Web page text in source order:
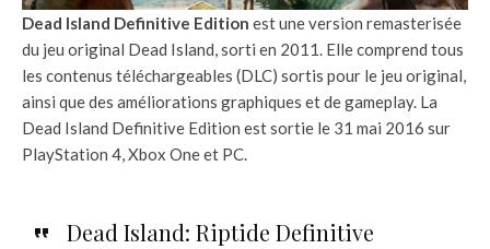
Dead Island Definitive Edition est une version remasterisée
du jeu original Dead Island, sorti en 2011. Elle comprend tous
les contenus téléchargeables (DLC) sortis pour le jeu original,
ainsi que des améliorations graphiques et de gameplay. La
Dead Island Definitive Edition est sortie le 31 mai 2016 sur
PlayStation 4, Xbox One et PC.
Dead Island: Riptide Definitive